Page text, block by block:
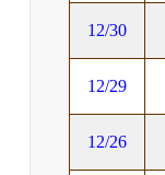
12/30
12/29
12/26